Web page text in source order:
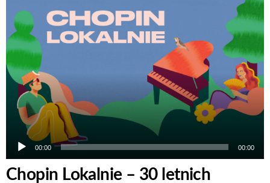
plików
dźwiękowych
00:00 00:00
Chopin Lokalnie – 30 letnich